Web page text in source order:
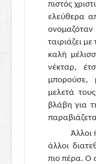
πιστός
ελεύθερα
ονομαζόταν
ταιριάζει
καλή
νέκταρ,
μπορούσε,
μελετά
βλάβη για
Άλλοι
άλλοι
πιο πέρα. Ο